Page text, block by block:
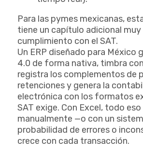
Para las pymes mexicanas,
tiene un capítulo adicional
cumplimiento con el SAT.
Un ERP diseñado para México
4.0 de forma nativa, timbra
registra los complementos de
retenciones y genera la
electrónica con los formatos
SAT exige. Con Excel, todo eso
manualmente —o con un
probabilidad de errores o
crece con cada transacción.